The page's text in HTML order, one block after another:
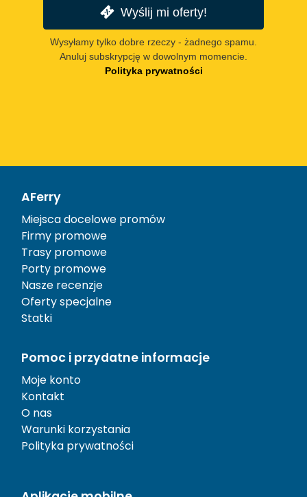
Wyślij mi oferty!
Wysyłamy tylko dobre rzeczy - żadnego spamu.
Anuluj subskrypcję w dowolnym momencie.
Polityka prywatności
AFerry
Miejsca docelowe promów
Firmy promowe
Trasy promowe
Porty promowe
Nasze recenzje
Oferty specjalne
Statki
Pomoc i przydatne informacje
Moje konto
Kontakt
O nas
Warunki korzystania
Polityka prywatności